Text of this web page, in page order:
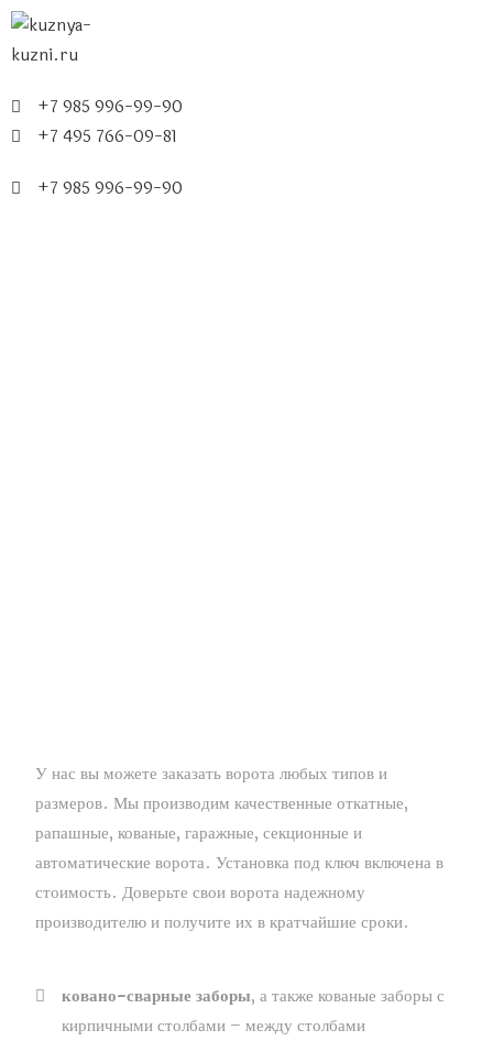
+7 985 996-99-90
+7 495 766-09-81
+7 985 996-99-90
Унас выможете заказатьворота любых типови
размеров. Мыпроизводим качественные откатные,
рапашные, кованые, гаражные, секционные и
автоматические ворота. Установка подключ включена в
стоимость. Доверьте своиворота надежному
производителюиполучите их вкратчайшие сроки.
ковано-сварные заборы, а также кованые заборы с
кирпичными столбами – между столбами